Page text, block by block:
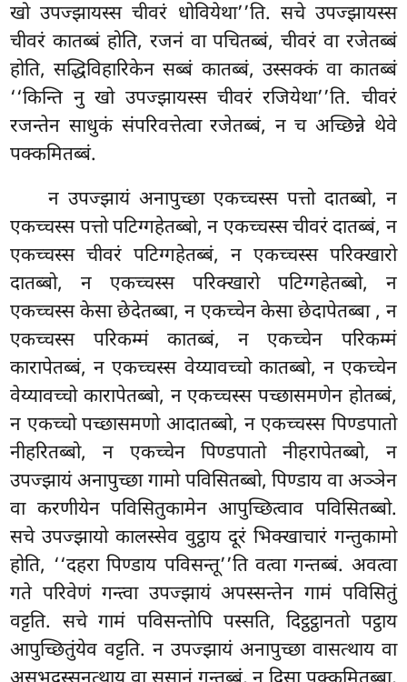
खो उपज्झायस्स चीवरं धोवियेथा’’ति. सचे उपज्झायस्स
चीवरं कातब्बं होति, रजनं वा पचितब्बं, चीवरं वा रजेतब्बं
होति, सद्धिविहारिकेन सब्बं कातब्बं, उस्सक्कं वा कातब्बं
‘‘किन्ति नु खो उपज्झायस्स चीवरं रजियेथा’’ति. चीवरं
रजन्तेन साधुकं संपरिवत्तेत्वा रजेतब्बं, न च अच्छिन्ने थेवे
पक्कमितब्बं.
न उपज्झायं अनापुच्छा एकच्चस्स पत्तो दातब्बो, न
एकच्चस्स पत्तो पटिग्गहेतब्बो, न एकच्चस्स चीवरं दातब्बं, न
एकच्चस्स चीवरं पटिग्गहेतब्बं, न एकच्चस्स परिक्खारो
दातब्बो, न एकच्चस्स परिक्खारो पटिग्गहेतब्बो, न
एकच्चस्स केसा छेदेतब्बा, न एकच्चेन केसा छेदापेतब्बा , न
एकच्चस्स परिकम्मं कातब्बं, न एकच्चेन परिकम्मं
कारापेतब्बं, न एकच्चस्स वेय्यावच्चो कातब्बो, न एकच्चेन
वेय्यावच्चो कारापेतब्बो, न एकच्चस्स पच्छासमणेन होतब्बं,
न एकच्चो पच्छासमणो आदातब्बो, न एकच्चस्स पिण्डपातो
नीहरितब्बो, न एकच्चेन पिण्डपातो नीहरापेतब्बो, न
उपज्झायं अनापुच्छा गामो पविसितब्बो, पिण्डाय वा अञ्ञेन
वा करणीयेन पविसितुकामेन आपुच्छित्वाव पविसितब्बो.
सचे उपज्झायो कालस्सेव वुट्ठाय दूरं भिक्खाचारं गन्तुकामो
होति, ‘‘दहरा पिण्डाय पविसन्तू’’ति वत्वा गन्तब्बं. अवत्वा
गते परिवेणं गन्त्वा उपज्झायं अपस्सन्तेन गामं पविसितुं
वट्टति. सचे गामं पविसन्तोपि पस्सति, दिट्ठट्ठानतो पट्ठाय
आपुच्छितुंयेव वट्टति. न उपज्झायं अनापुच्छा वासत्थाय वा